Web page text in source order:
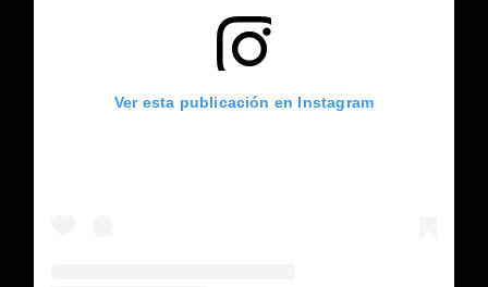
Ver esta publicación en Instagram